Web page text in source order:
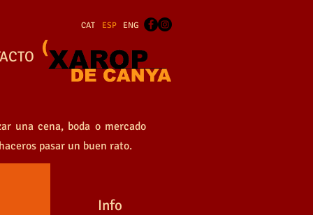
CAT ESP ENG
una cena, boda o mercado
pasar un buen rato.
Info